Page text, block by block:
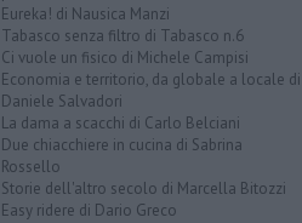
Eureka! di Nausica Manzi
Tabasco senza filtro di Tabasco n.6
Ci vuole un fisico di Michele Campisi
Economia e territorio, da globale a locale di
Daniele Salvadori
La dama a scacchi di Carlo Belciani
Due chiacchiere in cucina di Sabrina
Rossello
Storie dell'altro secolo di Marcella Bitozzi
Easy ridere di Dario Greco